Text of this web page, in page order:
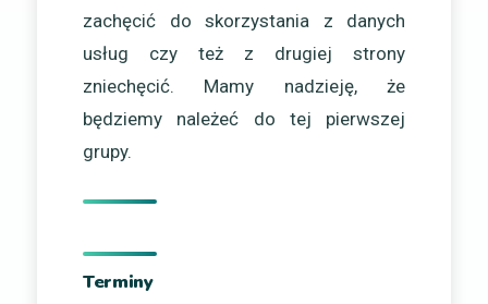
zachęcić do skorzystania z danych
usług czy też z drugiej strony
zniechęcić. Mamy nadzieję, że
będziemy należeć do tej pierwszej
grupy.
Terminy